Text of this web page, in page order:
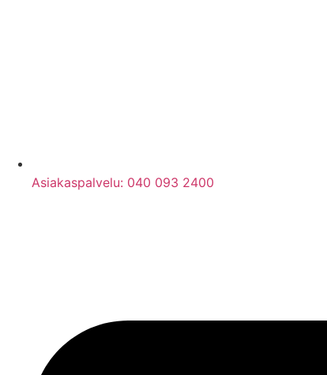
Asiakaspalvelu: 040 093 2400